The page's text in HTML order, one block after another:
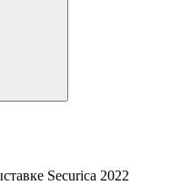
Securica 2022